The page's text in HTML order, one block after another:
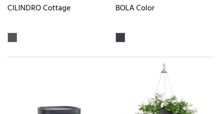
CILINDRO Cottage BOLA Color